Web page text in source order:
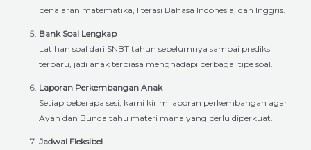
penalaran matematika, literasi Bahasa Indonesia, dan Inggris.
Bank Soal Lengkap
Latihan soal dari SNBT tahun sebelumnya sampai prediksi
terbaru, jadi anak terbiasa menghadapi berbagai tipe soal.
Laporan Perkembangan Anak
Setiap beberapa sesi, kami kirim laporan perkembangan agar
Ayah dan Bunda tahu materi mana yang perlu diperkuat.
Jadwal Fleksibel